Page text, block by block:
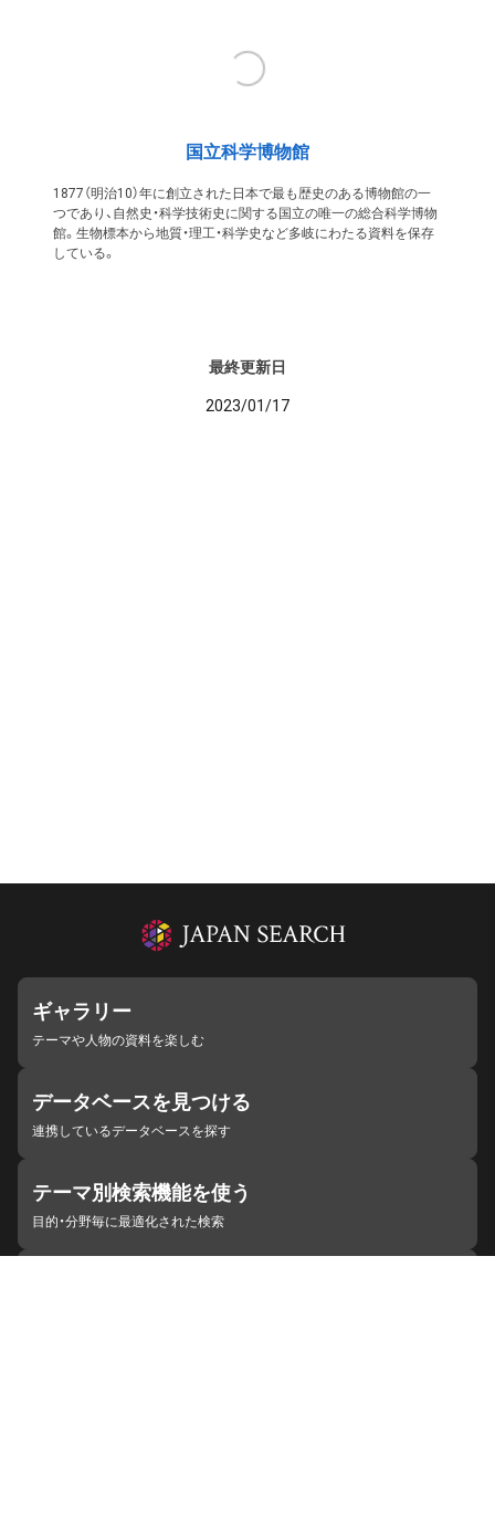
国立科学博物館
1877（明治10）年に創立された日本で最も歴史のある博物館の一
つであり、自然史・科学技術史に関する国立の唯一の総合科学博物
館。生物標本から地質・理工・科学史など多岐にわたる資料を保存
している。
最終更新日
2023/01/17
ギャラリー
テーマや人物の資料を楽しむ
データベースを見つける
連携しているデータベースを探す
テーマ別検索機能を使う
目的・分野毎に最適化された検索